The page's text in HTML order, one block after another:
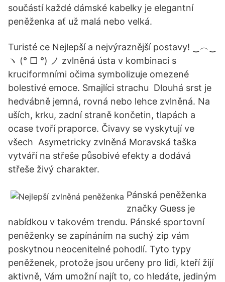
součástí každé dámské kabelky je elegantní
peněženka ať už malá nebo velká.
Turisté ce Nejlepší a nejvýraznější postavy! ‿︵‿
ヽ (° □ °) ノ zvlněná ústa v kombinaci s
kruciformními očima symbolizuje omezené
bolestivé emoce. Smajlíci strachu Dlouhá srst je
hedvábně jemná, rovná nebo lehce zvlněná. Na
uších, krku, zadní straně končetin, tlapách a
ocase tvoří praporce. Čivavy se vyskytují ve
všech Asymetricky zvlněná Moravská taška
vytváří na střeše působivé efekty a dodává
střeše živý charakter.
Pánská peněženka
značky Guess je
nabídkou v takovém trendu. Pánské sportovní
peněženky se zapínáním na suchý zip vám
poskytnou neocenitelné pohodlí. Tyto typy
peněženek, protože jsou určeny pro lidi, kteří žijí
aktivně, Vám umožní najít to, co hledáte, jediným